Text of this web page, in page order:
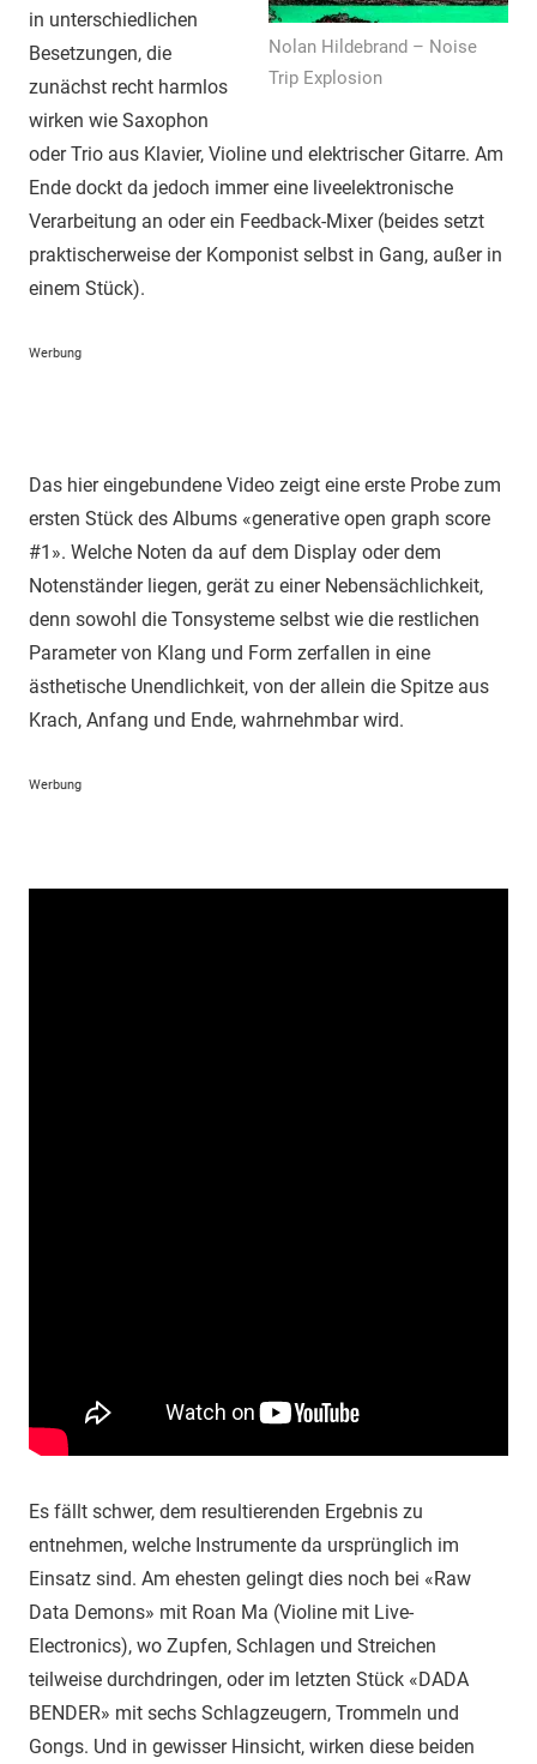
Nolan Hildebrand – Noise
Trip Explosion
in unterschiedlichen
Besetzungen, die
zunächst recht harmlos
wirken wie Saxophon
oder Trio aus Klavier, Violine und elektrischer Gitarre. Am
Ende dockt da jedoch immer eine liveelektronische
Verarbeitung an oder ein Feedback-Mixer (beides setzt
praktischerweise der Komponist selbst in Gang, außer in
einem Stück).
Werbung
Das hier eingebundene Video zeigt eine erste Probe zum
ersten Stück des Albums «generative open graph score
#1». Welche Noten da auf dem Display oder dem
Notenständer liegen, gerät zu einer Nebensächlichkeit,
denn sowohl die Tonsysteme selbst wie die restlichen
Parameter von Klang und Form zerfallen in eine
ästhetische Unendlichkeit, von der allein die Spitze aus
Krach, Anfang und Ende, wahrnehmbar wird.
Werbung
Es fällt schwer, dem resultierenden Ergebnis zu
entnehmen, welche Instrumente da ursprünglich im
Einsatz sind. Am ehesten gelingt dies noch bei «Raw
Data Demons» mit Roan Ma (Violine mit Live-
Electronics), wo Zupfen, Schlagen und Streichen
teilweise durchdringen, oder im letzten Stück «DADA
BENDER» mit sechs Schlagzeugern, Trommeln und
Gongs. Und in gewisser Hinsicht, wirken diese beiden